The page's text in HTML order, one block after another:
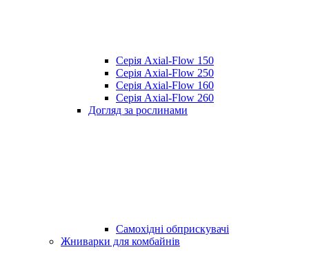
Серія Axial-Flow 150
Серія Axial-Flow 250
Серія Axial-Flow 160
Серія Axial-Flow 260
Догляд за рослинами
Самохідні обприскувачі
Жниварки для комбайнів